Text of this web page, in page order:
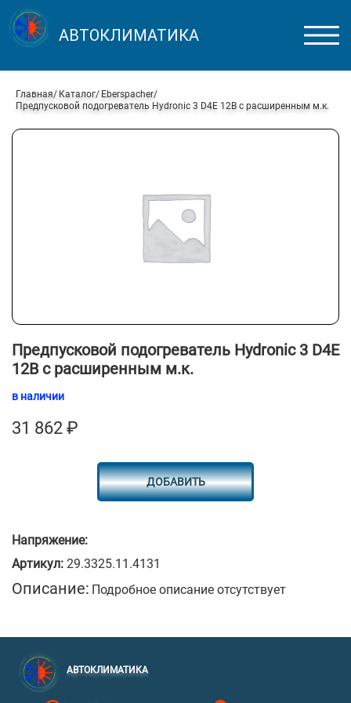
АВТОКЛИМАТИКА
Главная Каталог
Eberspacher
Предпусковой подогреватель Hydronic 3 D4E 12В с расширенным м.к.
Предпусковой подогреватель Hydronic 3 D4E
12В с расширенным м.к.
в наличии
31 862 ₽
ДОБАВИТЬ
Напряжение:
Артикул: 29.3325.11.4131
Описание: Подробное описание отсутствует
АВТОКЛИМАТИКА